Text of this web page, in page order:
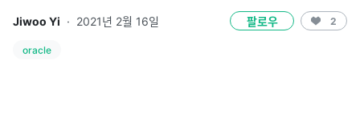
Jiwoo Yi · 2021년 2월 16일 팔로우 2
oracle